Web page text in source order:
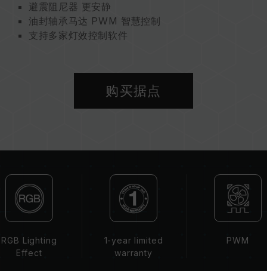
避震阻尼器 更安静
油封轴承马达 PWM 智慧控制
支持多家灯效控制软件
购买据点
RGB Lighting
Effect
1-year limited
warranty
PWM